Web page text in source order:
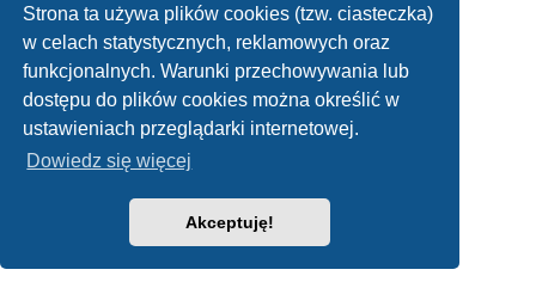
Strona ta używa plików cookies (tzw. ciasteczka)
w celach statystycznych, reklamowych oraz
funkcjonalnych. Warunki przechowywania lub
dostępu do plików cookies można określić w
ustawieniach przeglądarki internetowej.
Dowiedz się więcej
Akceptuję!